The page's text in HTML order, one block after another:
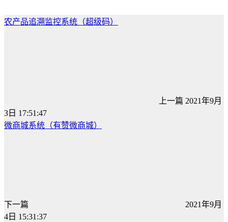
农产品追溯监控系统（超级码）
上一篇 2021年9月
3日 17:51:47
微商城系统（有赞微商城）
下一篇
2021年9月
4日 15:31:37